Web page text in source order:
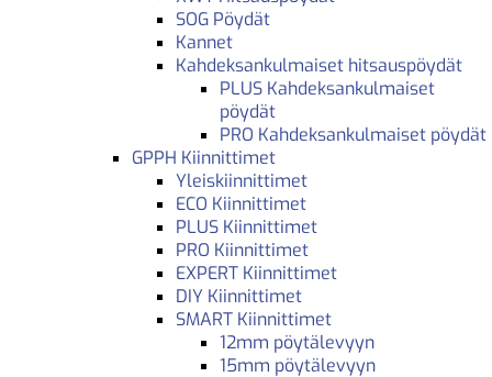
SOG Pöydät
Kannet
Kahdeksankulmaiset hitsauspöydät
PLUS Kahdeksankulmaiset
pöydät
PRO Kahdeksankulmaiset pöydät
GPPH Kiinnittimet
Yleiskiinnittimet
ECO Kiinnittimet
PLUS Kiinnittimet
PRO Kiinnittimet
EXPERT Kiinnittimet
DIY Kiinnittimet
SMART Kiinnittimet
12mm pöytälevyyn
15mm pöytälevyyn